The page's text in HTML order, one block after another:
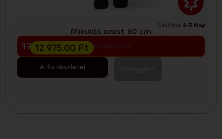
Szállítás: 2-3 Nap
Mikulás ezüst 60 cm
Előkarácsonyi kiárusítás
23 400.00
17 300.00Ft
12 975.00 Ft
A fa részletei